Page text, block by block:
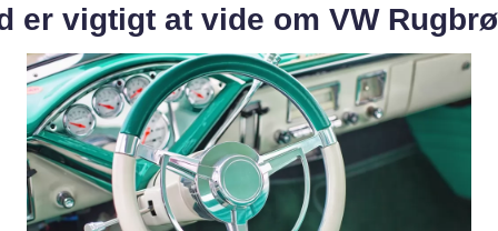
er vigtigt at vide om VW